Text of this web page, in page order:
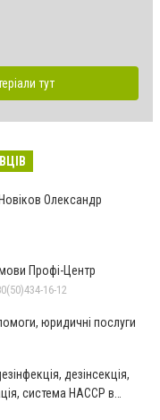
тут
Олександр
Профі-Центр
16-12
юридичні послуги
дезінсекція,
система HACCP в